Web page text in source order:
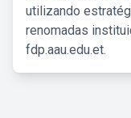
utilizando
renomadas
fdp.aau.edu.et.